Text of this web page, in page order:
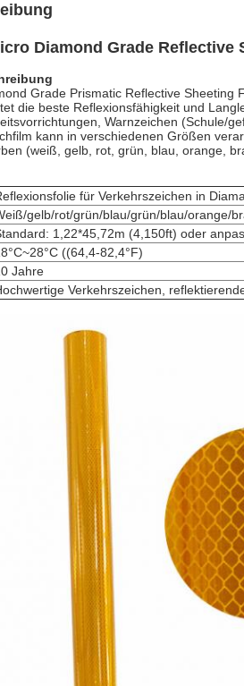
Diamond Grade Reflective
Grade Prismatic Reflective
die beste Reflexionsfähigkeit und
Warnzeichen (Schule/
kann in verschiedenen Größen
(weiß, gelb, rot, grün, blau, orange,
für Verkehrszeichen in
gelb/rot/grün/blau/grün/blau/orange/
1,22*45,72m (4,150ft) oder
((64,4-82,4°F)
Jahre
Verkehrszeichen,